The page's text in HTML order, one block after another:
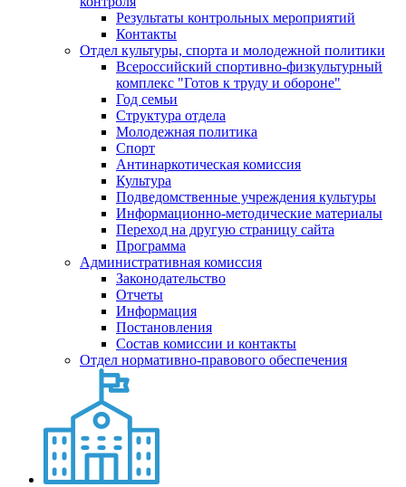
Результаты контрольных мероприятий
Контакты
Отдел культуры, спорта и молодежной политики
Всероссийский спортивно-физкультурный
комплекс "Готов к труду и обороне"
Год семьи
Структура отдела
Молодежная политика
Спорт
Антинаркотическая комиссия
Культура
Подведомственные учреждения культуры
Информационно-методические материалы
Переход на другую страницу сайта
Программа
Административная комиссия
Законодательство
Отчеты
Информация
Постановления
Состав комиссии и контакты
Отдел нормативно-правового обеспечения